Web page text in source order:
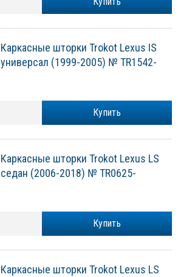
Каркасные шторки Trokot Lexus IS
универсал (1999-2005) № TR1542-
Купить
Каркасные шторки Trokot Lexus LS
седан (2006-2018) № TR0625-
Купить
Каркасные шторки Trokot Lexus LS